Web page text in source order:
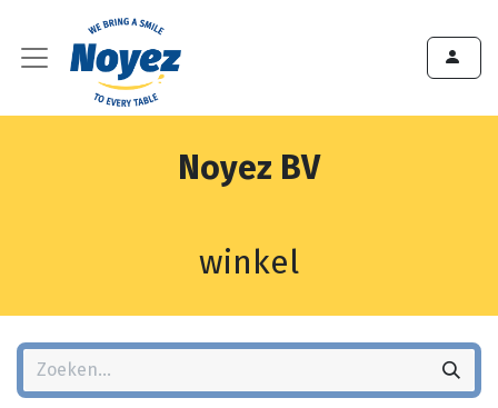
Noyez BV
winkel